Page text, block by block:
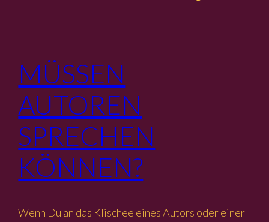
MÜSSEN
AUTOREN
SPRECHEN
KÖNNEN?
Wenn Du an das Klischee eines Autors oder einer